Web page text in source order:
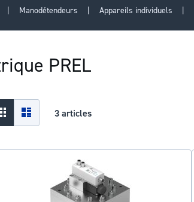
Manodétendeurs Appareils individuels
PREL
Afficher
en
Grid Liste 3articles